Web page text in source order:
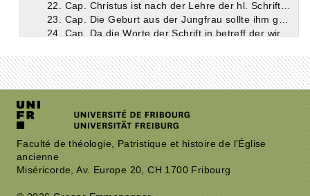
Faculté de théologie, Patristique et histoire de l'Église
ancienne
Miséricorde, Av. Europe 20, CH 1700 Fribourg